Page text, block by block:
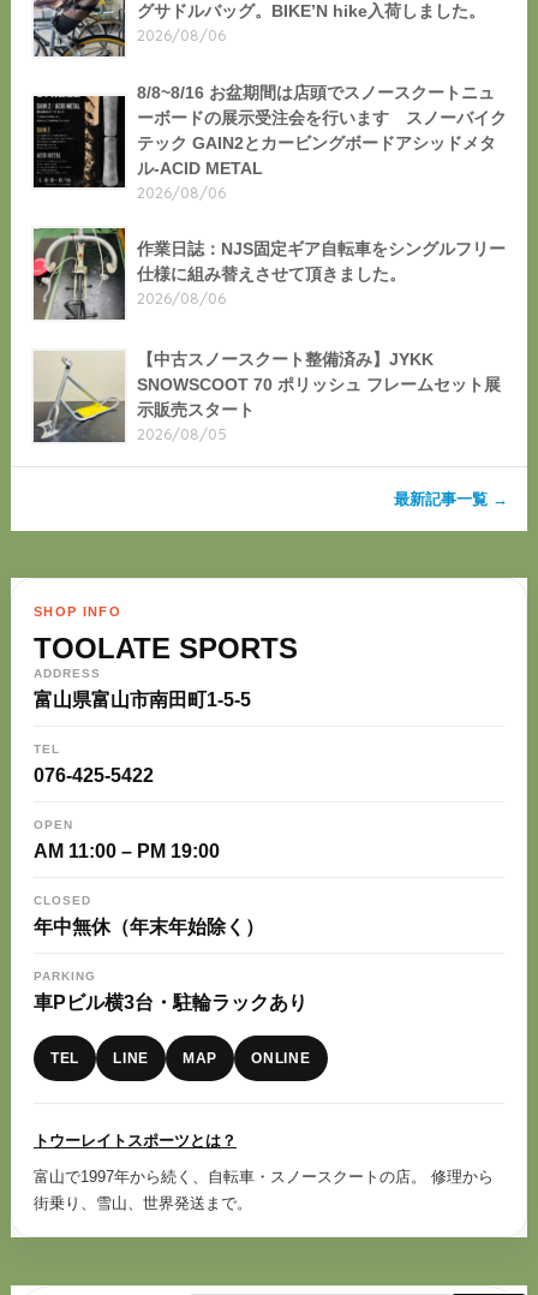
グサドルバッグ。BIKE’N hike入荷しました。
2026/08/06
8/8~8/16 お盆期間は店頭でスノースクートニュ
ーボードの展示受注会を行います スノーバイク
テック GAIN2とカービングボードアシッドメタ
ル-ACID METAL
2026/08/06
作業日誌：NJS固定ギア自転車をシングルフリー
仕様に組み替えさせて頂きました。
2026/08/06
【中古スノースクート整備済み】JYKK
SNOWSCOOT 70 ポリッシュ フレームセット展
示販売スタート
2026/08/05
最新記事一覧 →
SHOP INFO
TOOLATE SPORTS
ADDRESS
富山県富山市南田町1-5-5
TEL
076-425-5422
OPEN
AM 11:00 – PM 19:00
CLOSED
年中無休（年末年始除く）
PARKING
車Pビル横3台・駐輪ラックあり
TEL LINE MAP ONLINE
トウーレイトスポーツとは？
富山で1997年から続く、自転車・スノースクートの店。 修理から
街乗り、雪山、世界発送まで。